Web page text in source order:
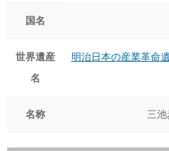
国名
世界遺産
名
明治日本の産業革命
名称 三